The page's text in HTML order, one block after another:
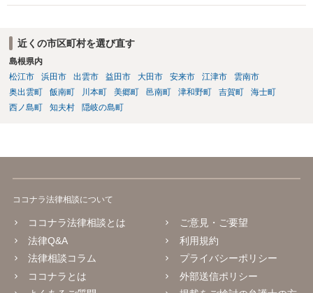
近くの市区町村を選び直す
島根県内
松江市
浜田市 出雲市 益田市 大田市 安来市 江津市
雲南市
奥出雲町
飯南町 川本町 美郷町 邑南町 津和野町 吉賀町
海士町
西ノ島町
知夫村 隠岐の島町
ココナラ法律相談について
ココナラ法律相談とは
法律Q&A
法律相談コラム
ココナラとは
ご意見・ご要望
利用規約
プライバシーポリシー
外部送信ポリシー